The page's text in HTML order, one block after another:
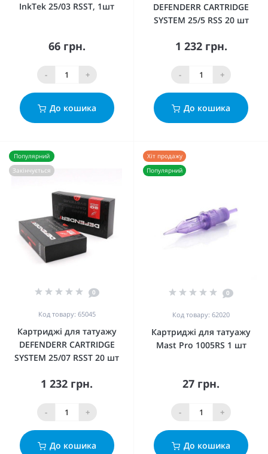
InkTek 25/03 RSST, 1шт
66 грн.
- +
До кошика
DEFENDERR CARTRIDGE
SYSTEM 25/5 RSS 20 шт
1 232 грн.
- +
До кошика
Популярний
Закінчується
0
Код товару: 65045
Картриджі для татуажу
DEFENDERR CARTRIDGE
SYSTEM 25/07 RSST 20 шт
1 232 грн.
- +
До кошика
Хіт продажу
Популярний
0
Код товару: 62020
Картриджі для татуажу
Mast Pro 1005RS 1 шт
27 грн.
- +
До кошика